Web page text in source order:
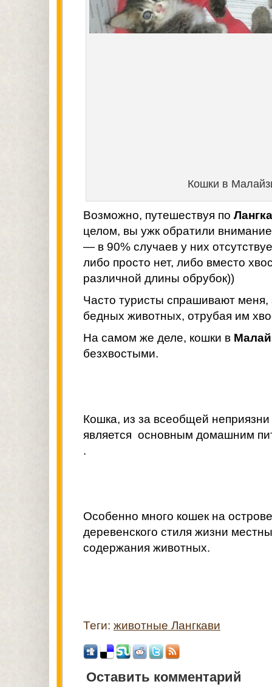
Кошки в
Возможно, путешествуя по
целом, вы ужк обратили
— в 90% случаев у них
либо просто нет, либо вместо
различной длины обрубок))
Часто туристы спрашивают
бедных животных, отрубая им
На самом же деле, кошки в
безхвостыми.
Кошка, из за всеобщей
является основным домашним
.
Особенно много кошек на
деревенского стиля жизни
содержания животных.
Теги: животные Лангкави
Оставить комментарий